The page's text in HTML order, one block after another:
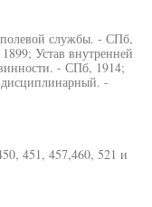
службы. - СПб,
Устав внутренней
- СПб, 1914;
-
451, 457,460, 521 и